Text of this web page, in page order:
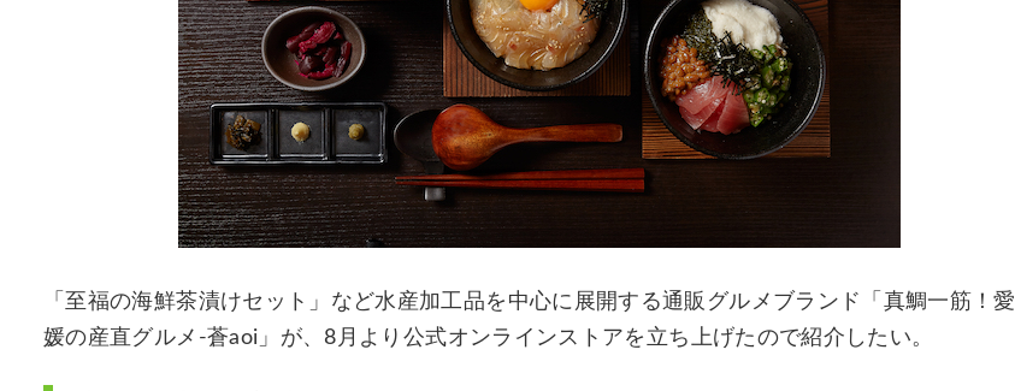
「至福の海鮮茶漬けセット」など水産加工品を中心に展開する通販グルメブランド「真鯛一筋！愛
媛の産直グルメ-蒼aoi」が、8月より公式オンラインストアを立ち上げたので紹介したい。